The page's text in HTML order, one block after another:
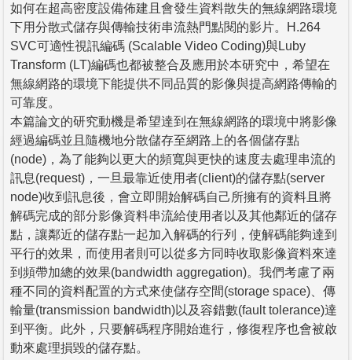
如何在超高密度設備佈建且會發生資料散失的無線網路環境
下用分散式儲存與傳輸技術串流熱門點閱的影片。H.264
SVC可適性視訊編碼 (Scalable Video Coding)與Luby
Transform (LT)編碼也都被整合及應用於本研究中，希望在
無線網路的環境下能提供不同品質的影像與提高網路傳輸的
可靠度。
本篇論文的研究動機是希望達到在無線網路的環境中將影像
經過編碼並且隨機地分散儲存至網路上的各個儲存點
(node)，為了能夠以更大的頻寬與更快的速度去處理串流的
訊息(request)，一旦最靠近使用者(client)的儲存點(server
node)收到訊息後，會立即開始解碼自己所擁有的資料且將
解碼完成的部分影像資料串流給使用者以及其他鄰近的儲存
點，讓鄰近的儲存點一起加入解碼的行列，使解碼能夠達到
平行的效果，而使用者則可以從多方同時收取影像資料來達
到頻帶加總的效果(bandwidth aggregation)。我們考慮了兩
種不同的資料配置的方式來使儲存空間(storage space)、傳
輸量(transmission bandwidth)以及容錯數(fault tolerance)達
到平衡。此外，只要解碼程序開始進行，修復程序也會被啟
動來處理損毀的儲存點。